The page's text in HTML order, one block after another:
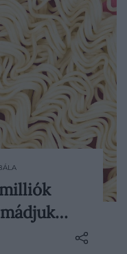
és akkora